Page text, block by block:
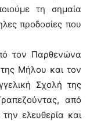
τη σημαία
προδοσίες που
τον Παρθενώνα
Μήλου και τον
Σχολή της
από
ελευθερία και